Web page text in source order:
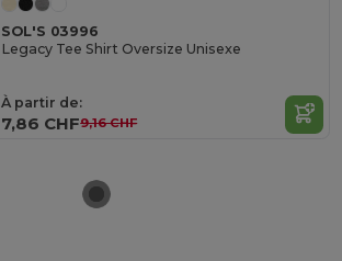
SOL'S 03996
Legacy Tee Shirt Oversize Unisexe
À partir de:
7,86 CHF9,16 CHF